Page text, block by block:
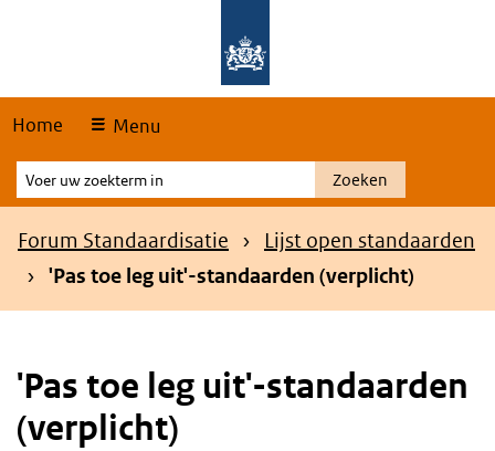
Home Menu
Voer
uw
zoekterm
Zoeken
Kruimelpad
Forum Standaardisatie
Lijst open standaarden
'Pas toe leg uit'-standaarden (verplicht)
'Pas toe leg uit'-standaarden
(verplicht)